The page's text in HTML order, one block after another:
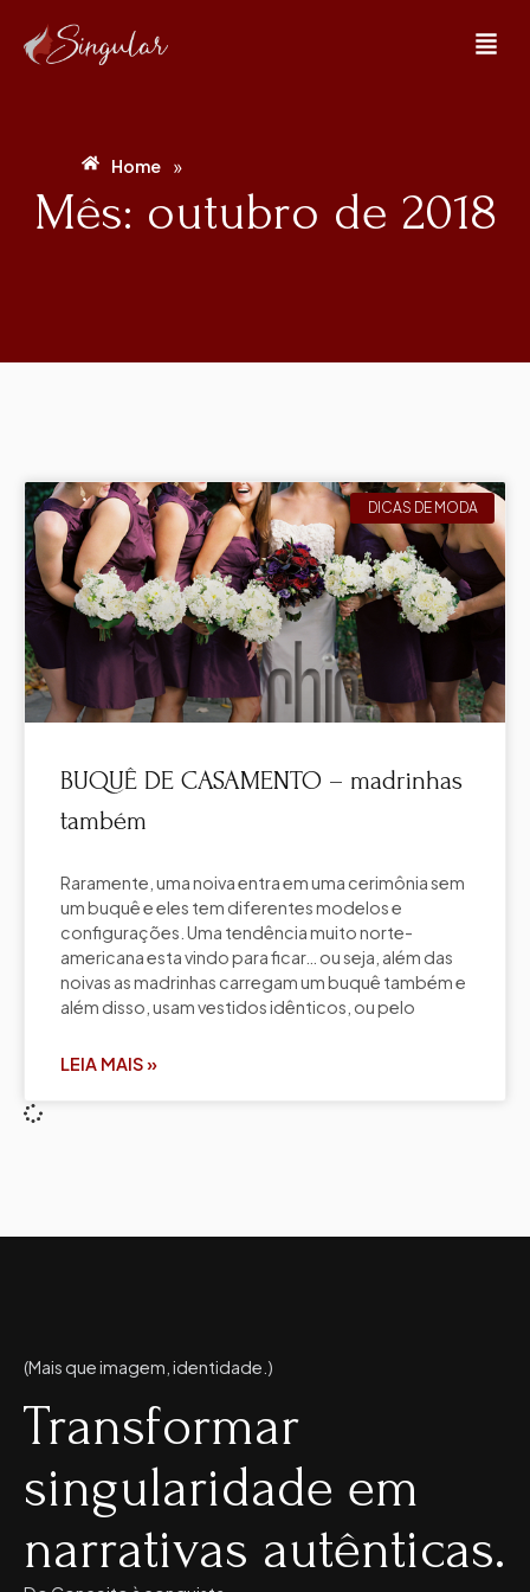
Home »
Mês: outubro de 2018
DICAS DE MODA
BUQUÊ DE CASAMENTO – madrinhas
também
Raramente, uma noiva entra em uma cerimônia sem
um buquê e eles tem diferentes modelos e
configurações. Uma tendência muito norte-
americana esta vindo para ficar… ou seja, além das
noivas as madrinhas carregam um buquê também e
além disso, usam vestidos idênticos, ou pelo
LEIA MAIS »
(Mais que imagem, identidade.)
Transformar
singularidade em
narrativas autênticas.